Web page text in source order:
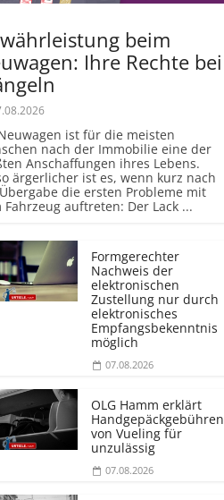
beim
Ihre Rechte bei
ist für die meisten
nach der Immobilie eine der
Anschaffungen ihres Lebens.
ärgerlicher ist es, wenn kurz nach
die ersten Probleme mit
Fahrzeug auftreten: Der Lack ...
Formgerechter
Nachweis der
elektronischen
Zustellung nur durch
elektronisches
Empfangsbekenntnis
möglich
07.08.2026
OLG Hamm erklärt
Handgepäckgebühren
von Vueling für
unzulässig
07.08.2026